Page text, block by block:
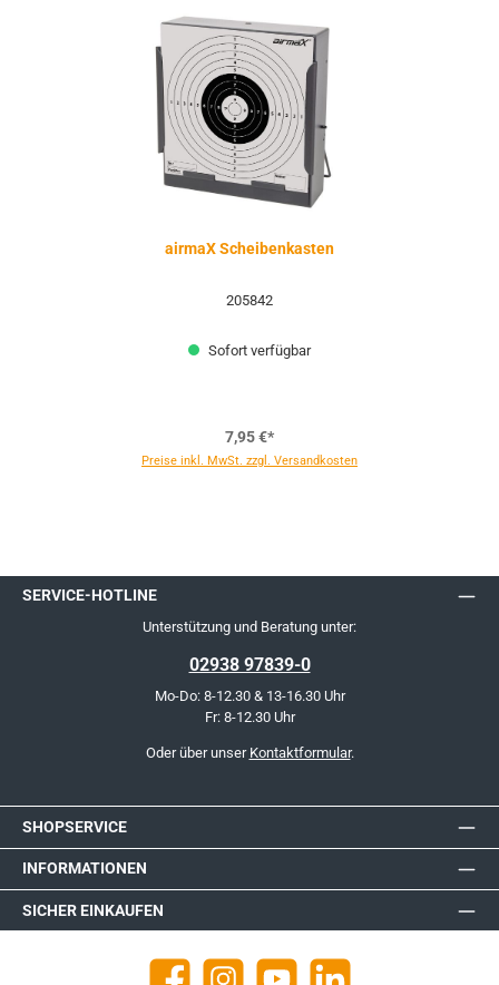
airmaX Scheibenkasten
205842
Sofort verfügbar
7,95 €*
Preise inkl. MwSt. zzgl. Versandkosten
SERVICE-HOTLINE
Unterstützung und Beratung unter:
02938 97839-0
Mo-Do: 8-12.30 & 13-16.30 Uhr
Fr: 8-12.30 Uhr
Oder über unser Kontaktformular.
SHOPSERVICE
INFORMATIONEN
SICHER EINKAUFEN